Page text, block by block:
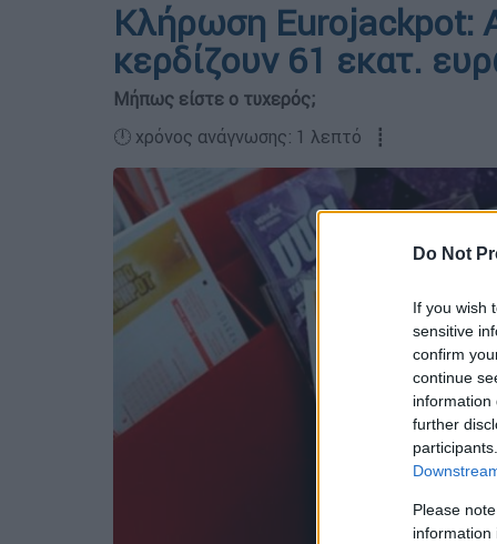
Do Not
If you wish
sensitive
confirm
continue
information
further
Please
information
Κλήρωση Eurojackpot:
κερδίζουν 61 εκατ.
Μήπως είστε ο τυχερός;
🕛 χρόνος ανάγνωσης: 1 λεπτό ┋